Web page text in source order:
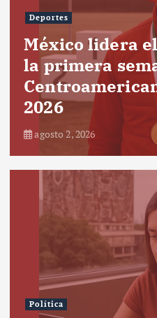
Deportes
México lidera
la primera
2026
agosto 2, 2026
Política